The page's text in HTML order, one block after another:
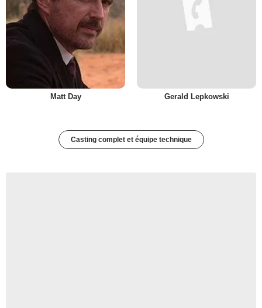
Matt Day Gerald Lepkowski
Casting complet et équipe technique